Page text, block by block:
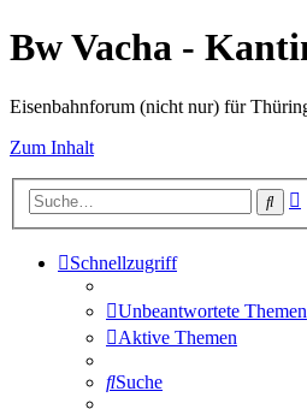
Bw Vacha -
Eisenbahnforum (nicht nur) für
Zum Inhalt
Schnellzugriff
Unbeantwortete Themen
Aktive Themen
Suche